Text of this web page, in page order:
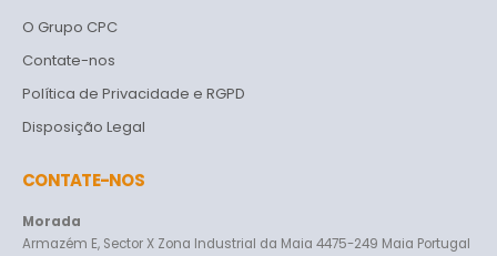
O Grupo CPC
Contate-nos
Política de Privacidade e RGPD
Disposição Legal
CONTATE-NOS
Morada
Armazém E, Sector X Zona Industrial da Maia 4475-249 Maia Portugal